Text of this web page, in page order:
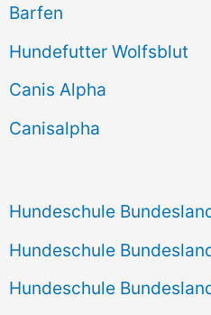
n
a
c
h
Barfen
Hundefutter Wolfsblut
Canis Alpha
Canisalpha
Hundeschule
Hundeschule
Hundeschule